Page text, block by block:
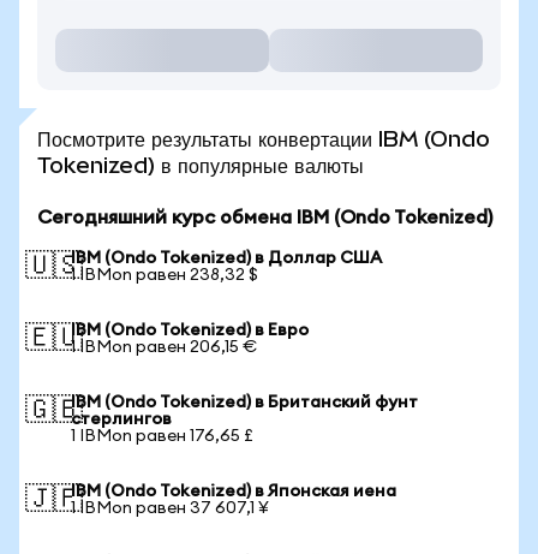
Посмотрите результаты конвертации IBM (Ondo
Tokenized) в популярные валюты
Сегодняшний курс обмена IBM (Ondo Tokenized)
🇺🇸IBM (Ondo Tokenized) в Доллар США
1 IBMon равен 238,32 $
🇪🇺IBM (Ondo Tokenized) в Евро
1 IBMon равен 206,15 €
🇬🇧IBM (Ondo Tokenized) в Британский фунт
стерлингов
1 IBMon равен 176,65 £
🇯🇵IBM (Ondo Tokenized) в Японская иена
1 IBMon равен 37 607,1 ¥